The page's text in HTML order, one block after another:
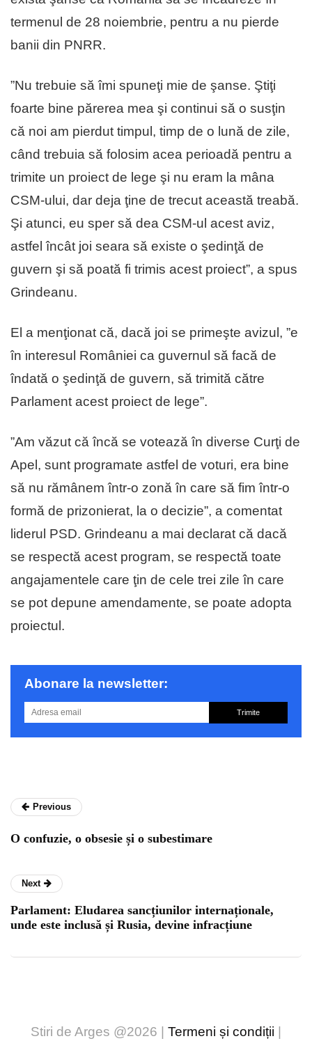
termenul de 28 noiembrie, pentru a nu pierde
banii din PNRR.
”Nu trebuie să îmi spuneţi mie de şanse. Ştiţi
foarte bine părerea mea şi continui să o susţin
că noi am pierdut timpul, timp de o lună de zile,
când trebuia să folosim acea perioadă pentru a
trimite un proiect de lege şi nu eram la mâna
CSM-ului, dar deja ţine de trecut această treabă.
Şi atunci, eu sper să dea CSM-ul acest aviz,
astfel încât joi seara să existe o şedinţă de
guvern şi să poată fi trimis acest proiect”, a spus
Grindeanu.
El a menţionat că, dacă joi se primeşte avizul, ”e
în interesul României ca guvernul să facă de
îndată o şedinţă de guvern, să trimită către
Parlament acest proiect de lege”.
”Am văzut că încă se votează în diverse Curţi de
Apel, sunt programate astfel de voturi, era bine
să nu rămânem într-o zonă în care să fim într-o
formă de prizonierat, la o decizie”, a comentat
liderul PSD. Grindeanu a mai declarat că dacă
se respectă acest program, se respectă toate
angajamentele care ţin de cele trei zile în care
se pot depune amendamente, se poate adopta
proiectul.
Abonare la newsletter:
Trimite
Previous
O confuzie, o obsesie și o subestimare
Next
Parlament: Eludarea sancțiunilor internaționale,
unde este inclusă și Rusia, devine infracțiune
Stiri de Arges @2026 | Termeni și condiții